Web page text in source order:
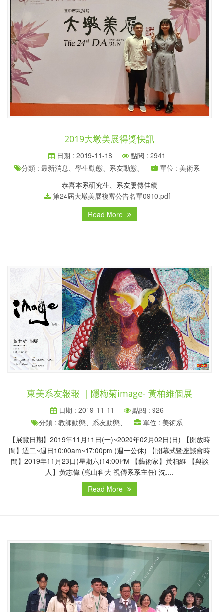
2019大墩美展得獎快訊
日期 : 2019-11-18
點閱 : 2941
分類 : 最新消息、學生動態、系友動態、
單位 : 美術系
恭喜本系研究生、系友屢傳佳績
第24屆大墩美展複審公告名單0910.pdf
Read More
東美系友報報 ｜隱梅菊image- 黃柏維個展
日期 : 2019-11-11
點閱 : 926
分類 : 教師動態、系友動態、
單位 : 美術系
【展覽日期】2019年11月11日(一)~2020年02月02日(日) 【開放時
間】週二~週日10:00am~17:00pm (週一公休) 【開幕式暨座談會時
間】2019年11月23日(星期六)14:00PM 【藝術家】黃柏維 【與談
人】黃志偉 (崑山科大 視傳系系主任) 沈....
Read More